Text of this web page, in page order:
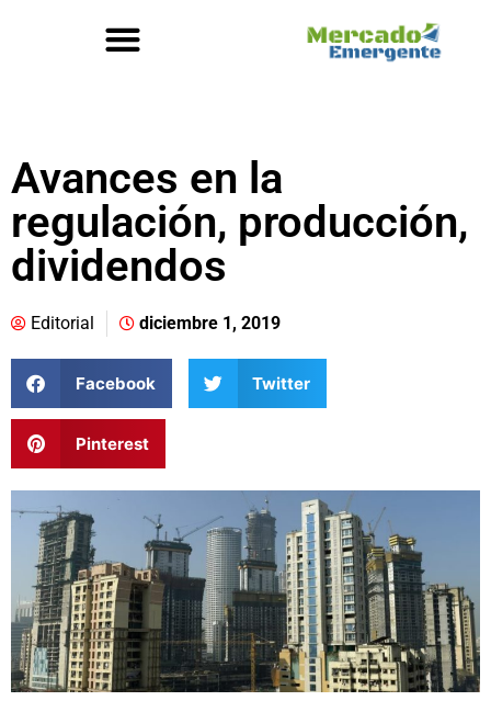
Avances en la
regulación, producción,
dividendos
Editorial diciembre 1, 2019
Facebook Twitter
Pinterest